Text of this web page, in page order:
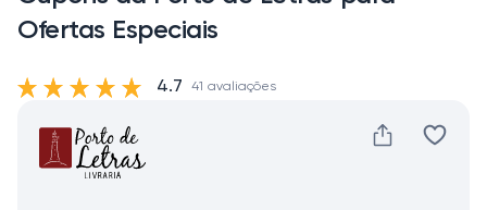
Ofertas Especiais
4.7 41 avaliações